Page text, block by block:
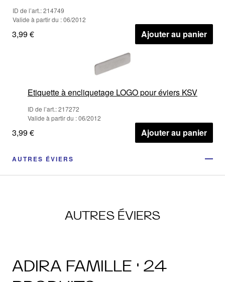
ID de l’art.: 214749
Valide à partir du : 06/2012
3,99 € Ajouter au panier
Etiquette à encliquetage LOGO pour éviers KSV
ID de l’art.: 217272
Valide à partir du : 06/2012
3,99 € Ajouter au panier
AUTRES ÉVIERS
AUTRES ÉVIERS
ADIRA FAMILLE · 24